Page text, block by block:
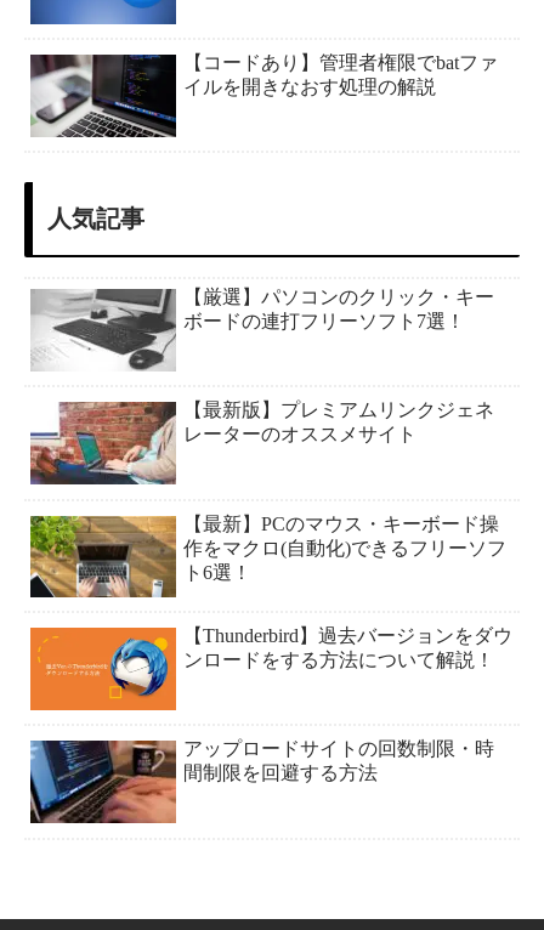
【コードあり】管理者権限でbatファ
イルを開きなおす処理の解説
人気記事
【厳選】パソコンのクリック・キー
ボードの連打フリーソフト7選！
【最新版】プレミアムリンクジェネ
レーターのオススメサイト
【最新】PCのマウス・キーボード操
作をマクロ(自動化)できるフリーソフ
ト6選！
【Thunderbird】過去バージョンをダウ
ンロードをする方法について解説！
アップロードサイトの回数制限・時
間制限を回避する方法